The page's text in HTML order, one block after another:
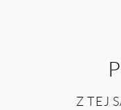
Z TEJ